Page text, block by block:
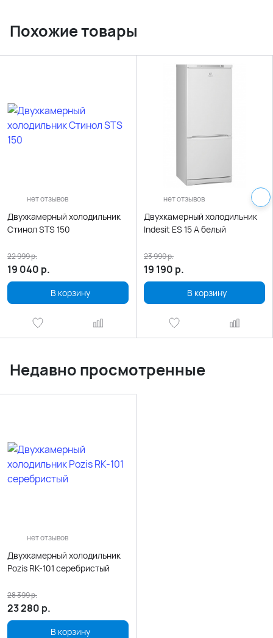
Похожие товары
нет отзывов
Двухкамерный холодильник
Стинол STS 150
19 040 р.
22 999р.
В корзину
нет отзывов
Двухкамерный холодильник
Indesit ES 15 A белый
19 190 р.
23 990р.
В корзину
Недавно просмотренные
нет отзывов
Двухкамерный холодильник
Pozis RK-101 серебристый
23 280 р.
28 399р.
В корзину